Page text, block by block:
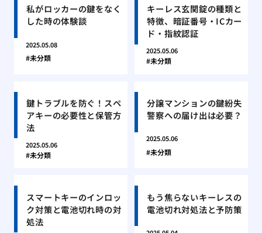
私がロッカーの鍵をなく
した時の体験談
2025.05.08
未分類
キーレス玄関錠の種類と
特徴、暗証番号・ICカー
ド・指紋認証
2025.05.06
未分類
鍵トラブルを防ぐ！スペ
アキーの必要性と保管方
法
2025.05.06
未分類
分譲マンションの鍵紛失
警察への届け出は必要？
2025.05.06
未分類
スマートキーのインロッ
ク対策と電池切れ時の対
処法
もう焦らないキーレスの
電池切れ対処法と予防策